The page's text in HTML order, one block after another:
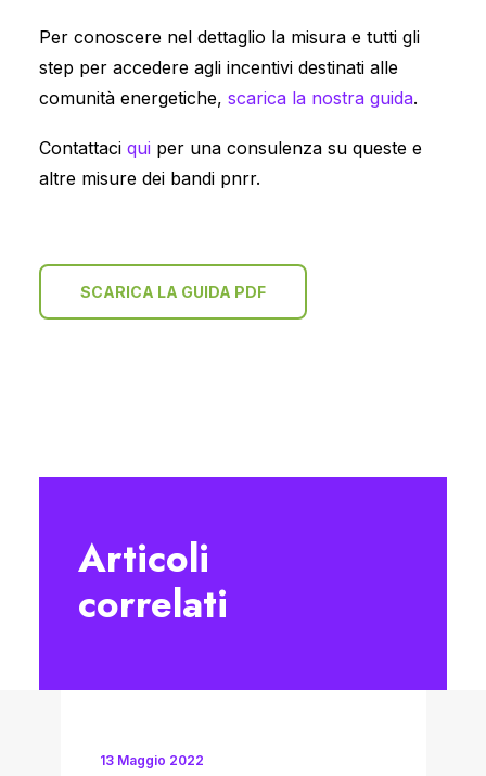
Per conoscere nel dettaglio la misura e tutti gli
step per accedere agli incentivi destinati alle
comunità energetiche, scarica la nostra guida.
Contattaci qui per una consulenza su queste e
altre misure dei bandi pnrr.
SCARICA LA GUIDA PDF
Articoli
correlati
13 Maggio 2022